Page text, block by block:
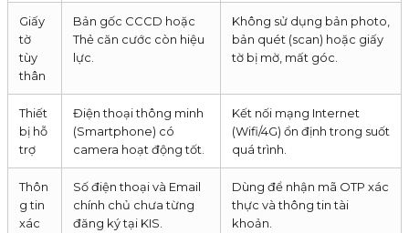
Giấy
tờ
tùy
thân
Bản gốc CCCD hoặc
Thẻ căn cước còn hiệu
lực.
Không sử dụng bản photo,
bản quét (scan) hoặc giấy
tờ bị mờ, mất góc.
Thiết
bị hỗ
trợ
Điện thoại thông minh
(Smartphone) có
camera hoạt động tốt.
Kết nối mạng Internet
(Wifi/4G) ổn định trong suốt
quá trình.
Thôn
g tin
xác
Số điện thoại và Email
chính chủ chưa từng
đăng ký tại KIS.
Dùng để nhận mã OTP xác
thực và thông tin tài
khoản.